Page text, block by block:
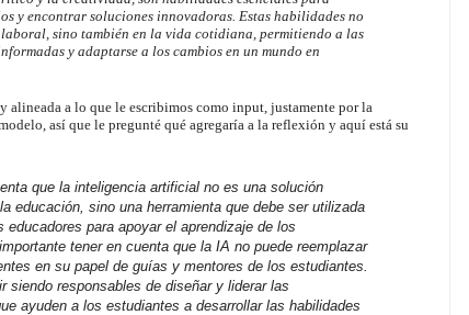
y encontrar soluciones innovadoras. Estas habilidades no
sino también en la vida cotidiana, permitiendo a las
y adaptarse a los cambios en un mundo en
alineada a lo que le escribimos como input, justamente por la
así que le pregunté qué agregaría a la reflexión y aquí está su
que la inteligencia artificial no es una solución
educación, sino una herramienta que debe ser utilizada
educadores para apoyar el aprendizaje de los
tener en cuenta que la IA no puede reemplazar
en su papel de guías y mentores de los estudiantes.
siendo responsables de diseñar y liderar las
ayuden a los estudiantes a desarrollar las habilidades